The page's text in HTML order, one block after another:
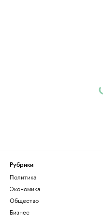
Рубрики
Политика
Экономика
Общество
Бизнес